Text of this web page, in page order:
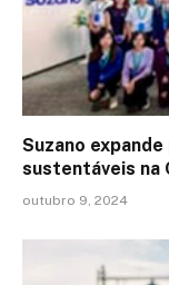
Suzano
sustentáveis na
outubro 9, 2024